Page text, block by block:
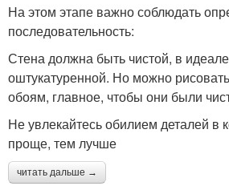
На этом этапе важно соблюдать
последовательность:
Стена должна быть чистой, в
оштукатуренной. Но можно
обоям, главное, чтобы они были
Не увлекайтесь обилием деталей в
проще, тем лучше
читать дальше →